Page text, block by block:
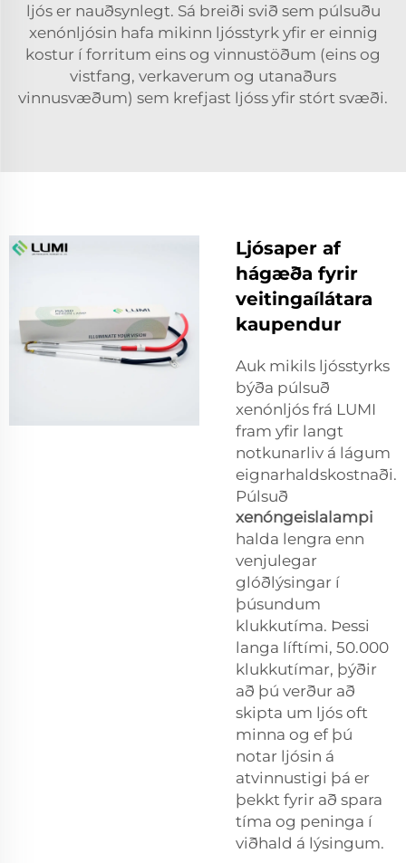
ljós er nauðsynlegt. Sá breiði svið sem púlsuðu
xenónljósin hafa mikinn ljósstyrk yfir er einnig
kostur í forritum eins og vinnustöðum (eins og
vistfang, verkaverum og utanaðurs
vinnusvæðum) sem krefjast ljóss yfir stórt svæði.
Ljósaper af
hágæða fyrir
veitingaílátara
kaupendur
Auk mikils ljósstyrks
býða púlsuð
xenónljós frá LUMI
fram yfir langt
notkunarliv á lágum
eignarhaldskostnaði.
Púlsuð
xenóngeislalampi
halda lengra enn
venjulegar
glóðlýsingar í
þúsundum
klukkutíma. Þessi
langa líftími, 50.000
klukkutímar, þýðir
að þú verður að
skipta um ljós oft
minna og ef þú
notar ljósin á
atvinnustigi þá er
þekkt fyrir að spara
tíma og peninga í
viðhald á lýsingum.